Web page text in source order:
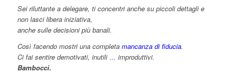
Sei riluttante a delegare, ti concentri anche su piccoli dettagli e
non lasci libera iniziativa,
anche sulle decisioni più banali.
Così facendo mostri una completa mancanza di fiducia.
Ci fai sentire demotivati, inutili … improduttivi.
Bambocci.